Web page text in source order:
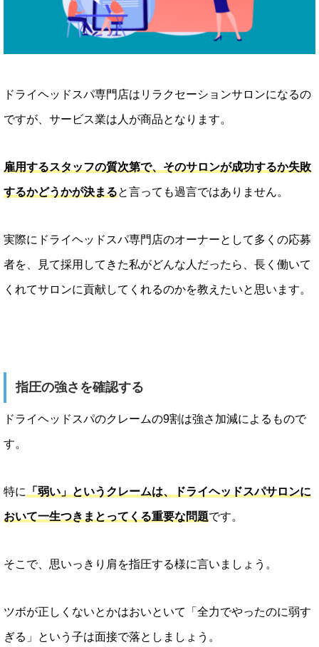
ドライヘッドスパ専門店はリラクセーションサロンになるの
ですが、サービス業は人が商品となります。
雇用するスタッフの質次第で、そのサロンが成功するか失敗
するかどうかが決まると言っても過言ではありません。
実際にドライヘッドスパ専門店のオーナーとして多くの応募
者を、見て採用してきた私がどんな人だったら、長く働いて
くれてサロンに貢献してくれるのかを教えたいと思います。
指圧の強さを確認する
ドライヘッドスパのクレームの9割は強さ加減によるもので
す。
特に 「弱い」というクレームは、ドライヘッドスパサロンに
おいて一生つきまとってくる重要な問題です。
そこで、思いっきり肩を指圧する様に言いましょう。
ツボが正しくないとかはおいといて「全力でやったのに弱す
ぎる」という子は面接で落としましょう。